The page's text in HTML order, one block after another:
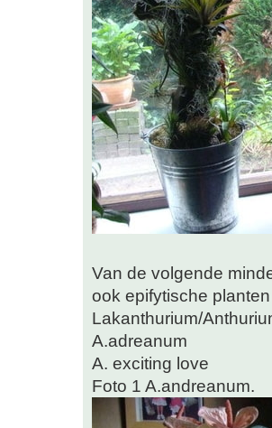
Van de volgende
ook epifytische
Lakanthurium/
A.adreanum
A. exciting love
Foto 1 A.andreanum.